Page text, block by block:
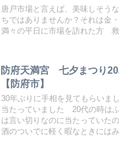
唐戸市場と言えば、美味しそう
ちではありませんか？それは金
満々の平日に市場を訪れた方
防府天満宮 七夕まつり
【防府市】
30年ぶりに手相を見てもらいま
当たっていました 20代の時は
は言い切りなのに当たっていた
酒のついでに軽く暇なときには